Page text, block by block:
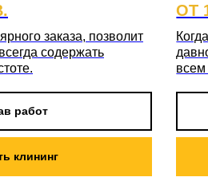
заказа, позволит
содержать
работ
клининг
ОТ
всем